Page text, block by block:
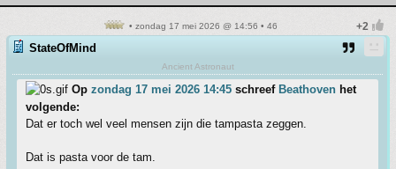
• zondag 17 mei 2026 @ 14:56 • 46
StateOfMind
Ancient Astronaut
Op zondag 17 mei 2026 14:45 schreef Beathoven het
volgende:
Dat er toch wel veel mensen zijn die tampasta zeggen.
Dat is pasta voor de tam.